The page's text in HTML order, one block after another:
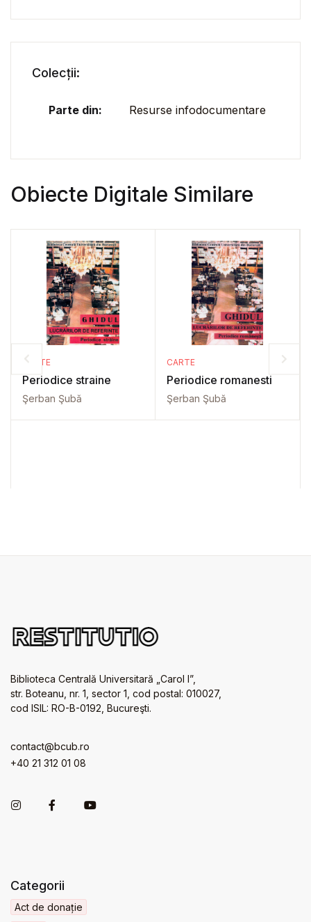
Colecții:
Parte din: Resurse infodocumentare
Obiecte Digitale Similare
CARTE
Periodice straine
Şerban Şubă
CARTE
Periodice romanesti
Şerban Şubă
Biblioteca Centrală Universitară „Carol I”,
str. Boteanu, nr. 1, sector 1, cod postal: 010027,
cod ISIL: RO-B-0192, Bucureşti.
contact@bcub.ro
+40 21 312 01 08
Categorii
Act de donație